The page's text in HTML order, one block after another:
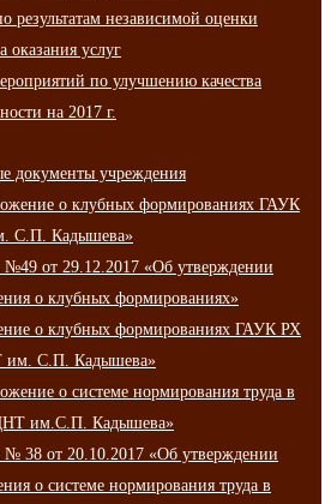
результатам независимой оценки
оказания услуг
по улучшению качества
на 2017 г.
документы учреждения
о клубных формированиях ГАУК
С.П. Кадышева»
№49 от 29.12.2017 «Об утверждении
о клубных формированиях»
о клубных формированиях ГАУК РХ
С.П. Кадышева»
о системе нормирования труда в
им.С.П. Кадышева»
№ 38 от 20.10.2017 «Об утверждении
о системе нормирования труда в